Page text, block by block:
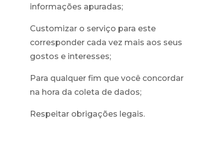
informações apuradas;
Customizar o serviço para este
corresponder cada vez mais aos seus
gostos e interesses;
Para qualquer fim que você concordar
na hora da coleta de dados;
Respeitar obrigações legais.